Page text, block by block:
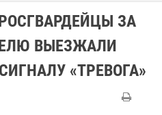
ЗА
ВЫЕЗЖАЛИ
«ТРЕВОГА»